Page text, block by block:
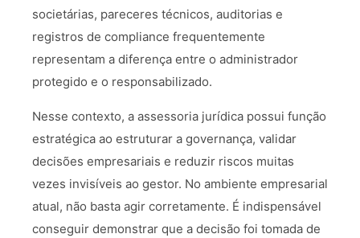
societárias, pareceres técnicos, auditorias e
registros de compliance frequentemente
representam a diferença entre o administrador
protegido e o responsabilizado.
Nesse contexto, a assessoria jurídica possui função
estratégica ao estruturar a governança, validar
decisões empresariais e reduzir riscos muitas
vezes invisíveis ao gestor. No ambiente empresarial
atual, não basta agir corretamente. É indispensável
conseguir demonstrar que a decisão foi tomada de